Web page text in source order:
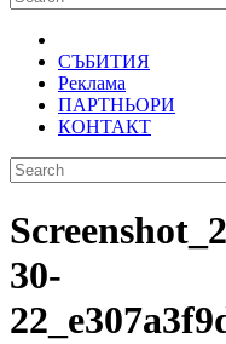
СЪБИТИЯ
Реклама
ПАРТНЬОРИ
КОНТАКТ
30-